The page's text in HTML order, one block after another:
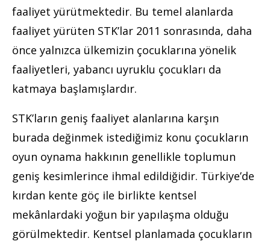
faaliyet yürütmektedir. Bu temel alanlarda
faaliyet yürüten STK’lar 2011 sonrasında, daha
önce yalnızca ülkemizin çocuklarına yönelik
faaliyetleri, yabancı uyruklu çocukları da
katmaya başlamışlardır.
STK’ların geniş faaliyet alanlarına karşın
burada değinmek istediğimiz konu çocukların
oyun oynama hakkının genellikle toplumun
geniş kesimlerince ihmal edildiğidir. Türkiye’de
kırdan kente göç ile birlikte kentsel
mekânlardaki yoğun bir yapılaşma olduğu
görülmektedir. Kentsel planlamada çocukların